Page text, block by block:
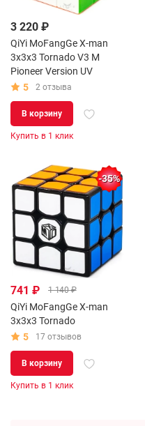
3 220 ₽
QiYi MoFangGe X-man
3x3x3 Tornado V3 M
Pioneer Version UV
5
2 отзыва
В корзину
Купить в 1 клик
-35%
741 ₽ 1 140 ₽
QiYi MoFangGe X-man
3x3x3 Tornado
5
17 отзывов
В корзину
Купить в 1 клик